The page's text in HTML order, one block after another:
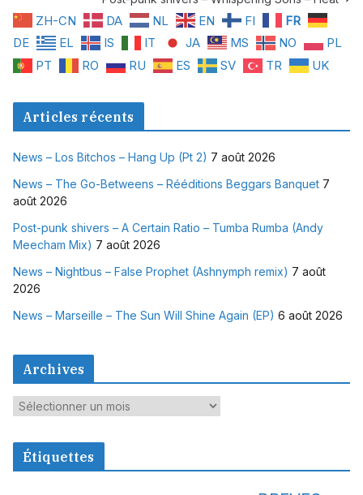
ZH-CN DA NL EN FI
FR
DE
EL IS IT JA MS NO
PL
PT
RO RU ES SV TR UK
Articles récents
News – Los Bitchos – Hang Up (Pt 2) 7 août 2026
News – The Go-Betweens – Rééditions Beggars Banquet 7
août 2026
Post-punk shivers – A Certain Ratio – Tumba Rumba (Andy
Meecham Mix) 7 août 2026
News – Nightbus – False Prophet (Ashnymph remix) 7 août
2026
News – Marseille – The Sun Will Shine Again (EP) 6 août 2026
Archives
A
c
Étiquettes